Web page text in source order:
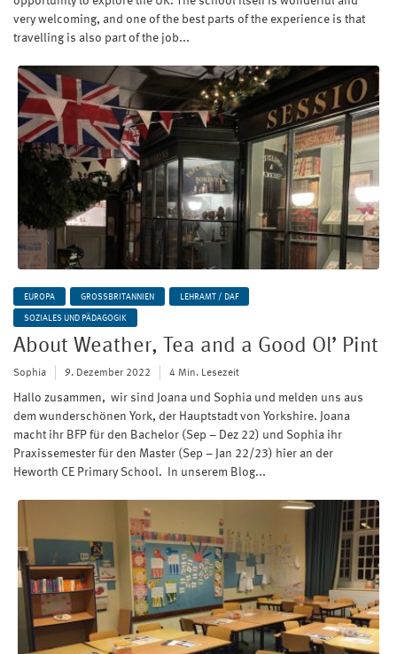
very welcoming, and one of the best parts of the experience is that
travelling is also part of the job...
EUROPA GROSSBRITANNIEN LEHRAMT / DAF
SOZIALES UND PÄDAGOGIK
About Weather, Tea and a Good Ol’ Pint
Sophia 9. Dezember 2022 4 Min. Lesezeit
Hallo zusammen, wir sind Joana und Sophia und melden uns aus
dem wunderschönen York, der Hauptstadt von Yorkshire. Joana
macht ihr BFP für den Bachelor (Sep – Dez 22) und Sophia ihr
Praxissemester für den Master (Sep – Jan 22/23) hier an der
Heworth CE Primary School. In unserem Blog...